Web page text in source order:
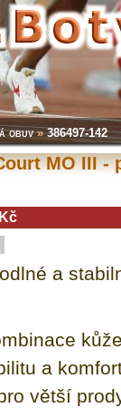
obuv»386497-142
MO III -
a
a
větší